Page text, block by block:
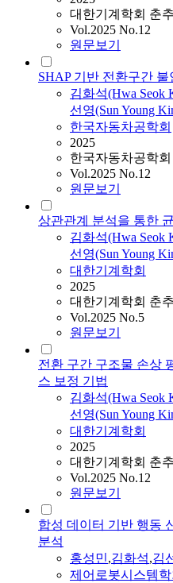
대한기계학회 춘
Vol.2025 No.12
원문보기
SHAP 기반 전환구간
김화석(Hwa Seok
선영(Sun Young
한국자동차공학회
2025
한국자동차공학
Vol.2025 No.12
원문보기
상관관계 분석을 통한
김화석(Hwa Seok
선영(Sun Young
대한기계학회
2025
대한기계학회 춘
Vol.2025 No.5
원문보기
전환 구간 구조물 손상
스 보정 기법
김화석(Hwa Seok
선영(Sun Young
대한기계학회
2025
대한기계학회 춘
Vol.2025 No.12
원문보기
합성 데이터 기반 행동
분석
홍성민,김화석,김
제어로봇시스템학